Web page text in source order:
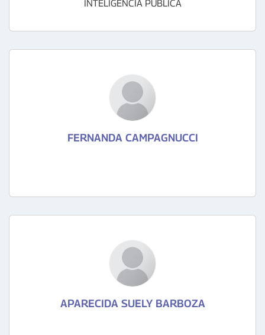
INTELIGÊNCIA PÚBLICA
FERNANDA CAMPAGNUCCI
APARECIDA SUELY BARBOZA